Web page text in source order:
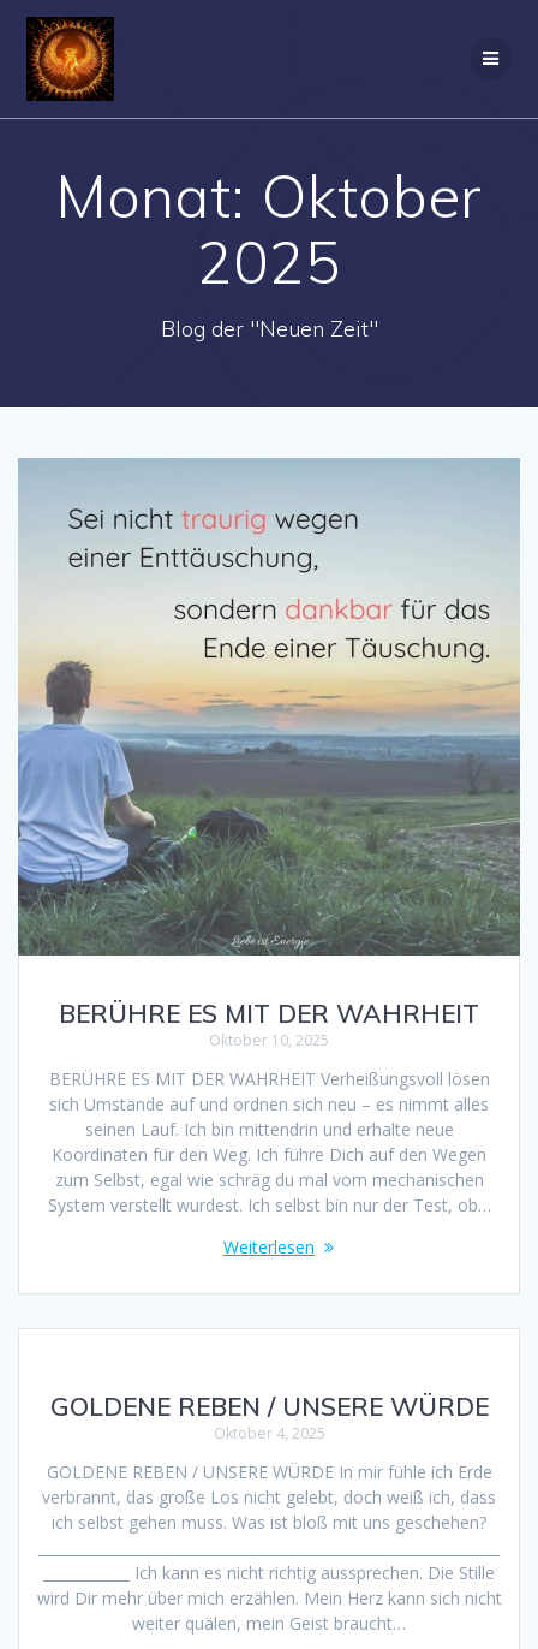
Monat: Oktober
2025
Blog der "Neuen Zeit"
BERÜHRE ES MIT DER WAHRHEIT
Oktober 10, 2025
BERÜHRE ES MIT DER WAHRHEIT Verheißungsvoll lösen
sich Umstände auf und ordnen sich neu – es nimmt alles
seinen Lauf. Ich bin mittendrin und erhalte neue
Koordinaten für den Weg. Ich führe Dich auf den Wegen
zum Selbst, egal wie schräg du mal vom mechanischen
System verstellt wurdest. Ich selbst bin nur der Test, ob…
Weiterlesen
GOLDENE REBEN / UNSERE WÜRDE
Oktober 4, 2025
GOLDENE REBEN / UNSERE WÜRDE In mir fühle ich Erde
verbrannt, das große Los nicht gelebt, doch weiß ich, dass
ich selbst gehen muss. Was ist bloß mit uns geschehen?
____________ Ich kann es nicht richtig aussprechen. Die Stille
wird Dir mehr über mich erzählen. Mein Herz kann sich nicht
weiter quälen, mein Geist braucht…